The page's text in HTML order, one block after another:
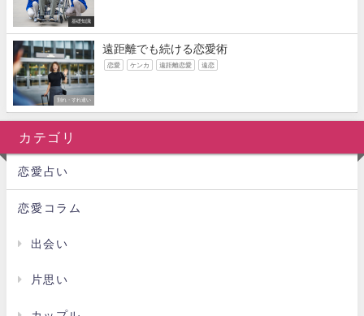
基礎知識
別れ・すれ違い
遠距離でも続ける恋愛術
恋愛 ケンカ 遠距離恋愛 遠恋
カテゴリ
恋愛占い
恋愛コラム
出会い
片思い